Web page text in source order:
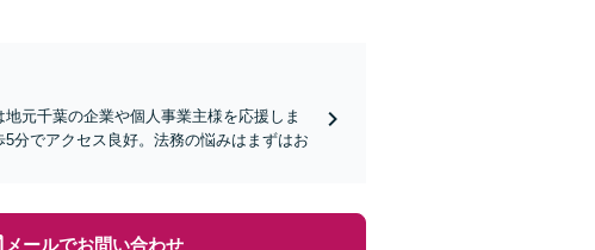
元千葉の企業や個人事業主様を応援しま
分でアクセス良好。法務の悩みはまずはお
メールでお問い合わせ